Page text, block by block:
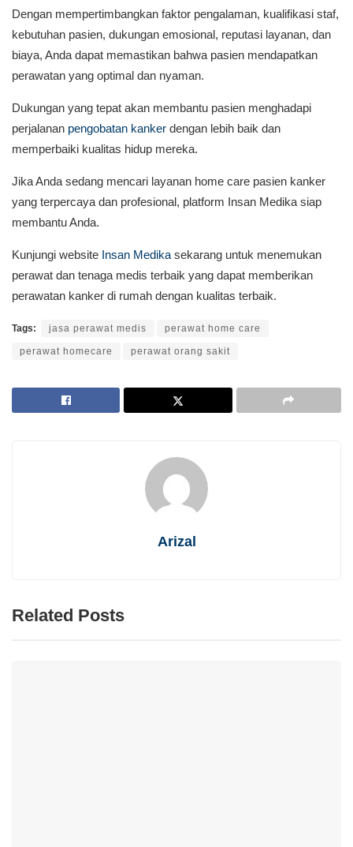
Dengan mempertimbangkan faktor pengalaman, kualifikasi staf,
kebutuhan pasien, dukungan emosional, reputasi layanan, dan
biaya, Anda dapat memastikan bahwa pasien mendapatkan
perawatan yang optimal dan nyaman.
Dukungan yang tepat akan membantu pasien menghadapi
perjalanan pengobatan kanker dengan lebih baik dan
memperbaiki kualitas hidup mereka.
Jika Anda sedang mencari layanan home care pasien kanker
yang terpercaya dan profesional, platform Insan Medika siap
membantu Anda.
Kunjungi website Insan Medikasekarang untuk menemukan
perawat dan tenaga medis terbaik yang dapat memberikan
perawatan kanker di rumah dengan kualitas terbaik.
Tags: jasa perawat medis perawat home care
perawat homecare perawat orang sakit
Arizal
Related Posts